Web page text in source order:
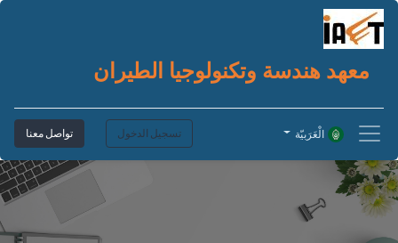
معهد هندسة وتكنولوجيا الطيران
تسجيل الدخول تواصل معنا الْعَرَبيّة